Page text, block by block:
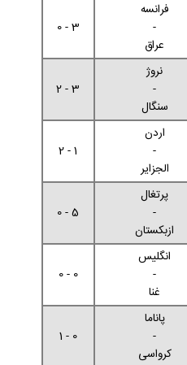
فرانسه
-
عراق
3 - 0
نروژ
-
سنگال
3 - 2
اردن
-
الجزایر
1 - 2
پرتغال
-
ازبکستان
5 - 0
انگلیس
-
غنا
0 - 0
پاناما
-
کرواسی
0 - 1